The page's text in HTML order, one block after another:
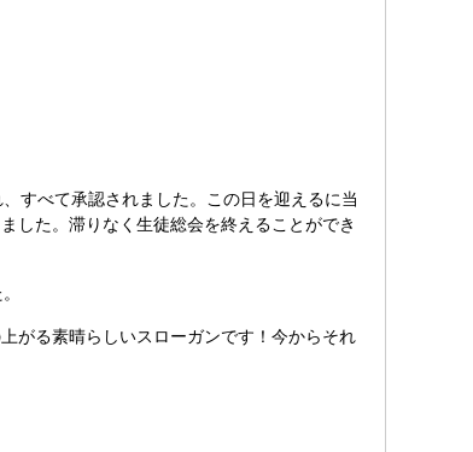
すべて承認されました。この日を迎えるに当
した。滞りなく生徒総会を終えることができ
がる素晴らしいスローガンです！今からそれ